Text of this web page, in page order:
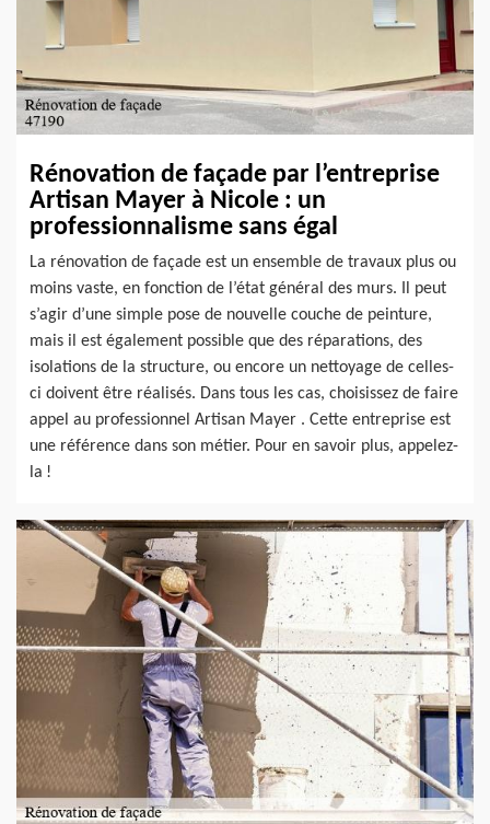
Rénovation de façade par l’entreprise
Artisan Mayer à Nicole : un
professionnalisme sans égal
La rénovation de façade est un ensemble de travaux plus ou
moins vaste, en fonction de l’état général des murs. Il peut
s’agir d’une simple pose de nouvelle couche de peinture,
mais il est également possible que des réparations, des
isolations de la structure, ou encore un nettoyage de celles-
ci doivent être réalisés. Dans tous les cas, choisissez de faire
appel au professionnel Artisan Mayer . Cette entreprise est
une référence dans son métier. Pour en savoir plus, appelez-
la !